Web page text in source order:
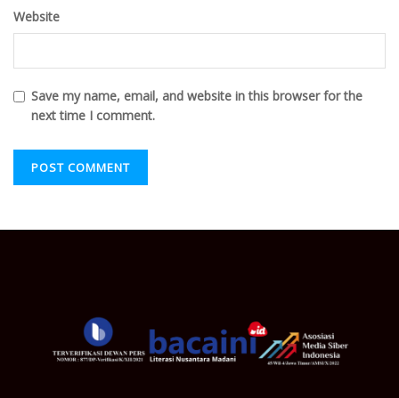
Website
Save my name, email, and website in this browser for the
next time I comment.